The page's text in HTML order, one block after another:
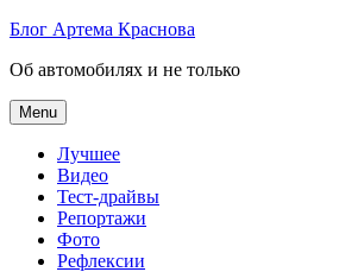
Skip
content
Блог Артема Краснова
Об автомобилях и не только
Menu
Лучшее
Видео
Тест-драйвы
Репортажи
Фото
Рефлексии